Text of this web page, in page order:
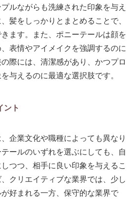
ルながらも洗練された印象を与え
髪をしっかりとまとめることで、
ます。また、ポニーテールは顔を
表情やアイメイクを強調するのに
際には、清潔感があり、かつプロ
与えるのに最適な選択肢です。
ント
企業文化や職種によっても異なり
ールのいずれを選ぶにしても、自
つつ、相手に良い印象を与えるこ
クリエイティブな業界では、少し
好まれる一方、保守的な業界で